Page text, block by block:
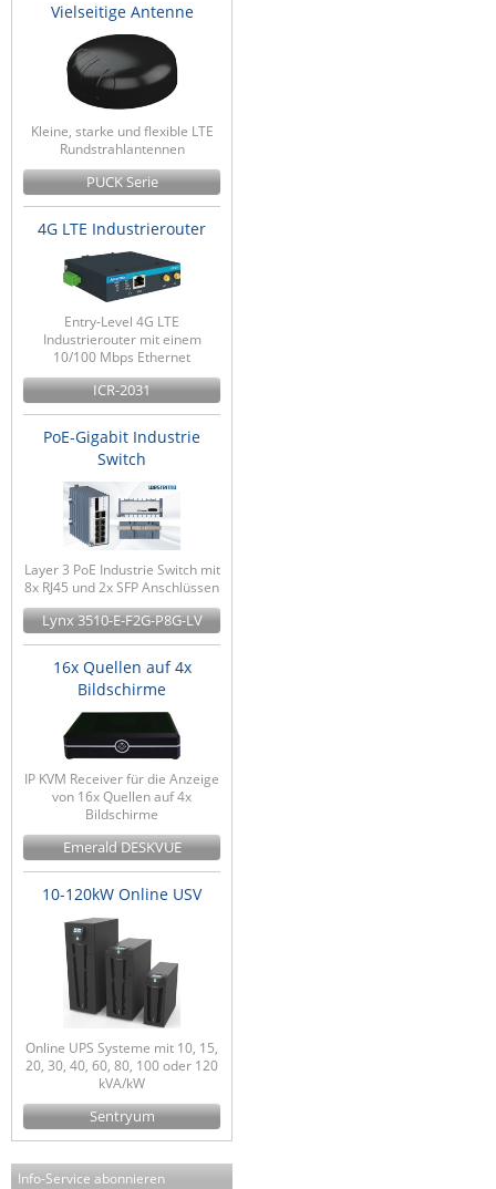
Vielseitige Antenne
Kleine, starke und flexible LTE
Rundstrahlantennen
PUCK Serie
4G LTE Industrierouter
Entry-Level 4G LTE
Industrierouter mit einem
10/100 Mbps Ethernet
ICR-2031
PoE-Gigabit Industrie
Switch
Layer 3 PoE Industrie Switch mit
8x RJ45 und 2x SFP Anschlüssen
Lynx 3510-E-F2G-P8G-LV
16x Quellen auf 4x
Bildschirme
IP KVM Receiver für die Anzeige
von 16x Quellen auf 4x
Bildschirme
Emerald DESKVUE
10-120kW Online USV
Online UPS Systeme mit 10, 15,
20, 30, 40, 60, 80, 100 oder 120
kVA/kW
Sentryum
Info-Service abonnieren